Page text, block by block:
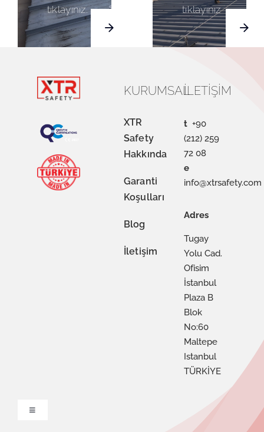
tıklayınız.
tıklayınız
KURUMSAL
XTR
Safety
Hakkında
Garanti
Koşulları
Blog
İletişim
İLETIŞIM
t +90
(212) 259
72 08
e
info@xtrsafety.com
Adres
Tugay
Yolu Cad.
Ofisim
İstanbul
Plaza B
Blok
No:60
Maltepe
Istanbul
TÜRKİYE
Toggle